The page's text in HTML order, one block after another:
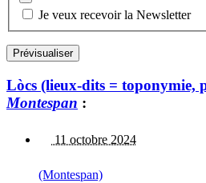
Je veux recevoir la Newsletter
Lòcs (lieux-dits = toponymie,
Montespan :
11 octobre 2024
(Montespan)